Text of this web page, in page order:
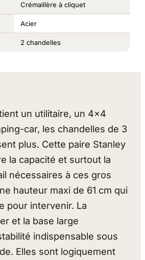
Crémaillère à cliquet
Acier
2 chandelles
un utilitaire, un 4x4
car, les chandelles de 3
plus. Cette paire Stanley
la capacité et surtout la
nécessaires à ces gros
hauteur maxi de 61 cm qui
pour intervenir. La
et la base large
indispensable sous
Elles sont logiquement